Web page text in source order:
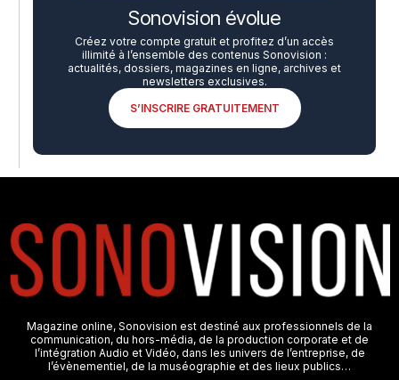
Sonovision évolue
Créez votre compte gratuit et profitez d’un accès
illimité à l’ensemble des contenus Sonovision :
actualités, dossiers, magazines en ligne, archives et
newsletters exclusives.
S’INSCRIRE GRATUITEMENT
Magazine online, Sonovision est destiné aux professionnels de la
communication, du hors-média, de la production corporate et de
l’intégration Audio et Vidéo, dans les univers de l’entreprise, de
l’évènementiel, de la muséographie et des lieux publics…